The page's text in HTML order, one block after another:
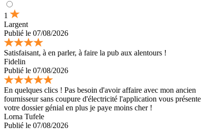
1
Largent
Publié le 07/08/2026
Satisfaisant, à en parler, à faire la pub aux alentours !
Fidelin
Publié le 07/08/2026
En quelques clics ! Pas besoin d'avoir affaire avec mon ancien
fournisseur sans coupure d'électricité l'application vous présente
votre dossier génial en plus je paye moins cher !
Lorna Tufele
Publié le 07/08/2026